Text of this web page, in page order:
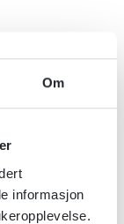
Om
informasjon
og